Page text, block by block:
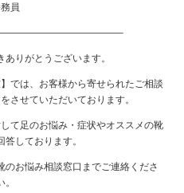
員
りがとうございます。
では、お客様から寄せられたご相談
させていただいております。
て足のお悩み・症状やオススメの靴
しております。
お悩み相談窓口までご連絡くださ
。